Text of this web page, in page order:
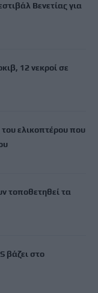
Βενετίας για
12 νεκροί σε
του ελικοπτέρου που
τοποθετηθεί τα
βάζει στο